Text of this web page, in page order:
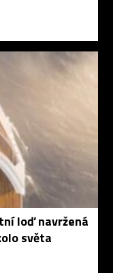
loď navržená
světa